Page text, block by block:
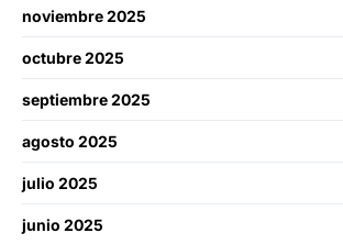
noviembre 2025
octubre 2025
septiembre 2025
agosto 2025
julio 2025
junio 2025